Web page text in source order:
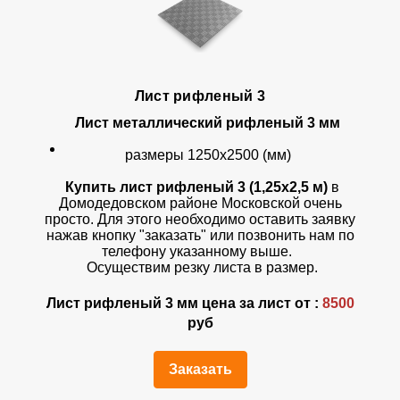
Лист рифленый 3
Лист металлический рифленый 3 мм
размеры 1250х2500 (мм)
Купить лист рифленый 3 (1,25х2,5 м)в
Домодедовском районе Московской очень
просто. Для этого необходимо оставить заявку
нажав кнопку "заказать" или позвонить нам по
телефону указанному выше.
Осуществим резку листа в размер.
Лист рифленый 3 мм цена за лист от : 8500
руб
Заказать